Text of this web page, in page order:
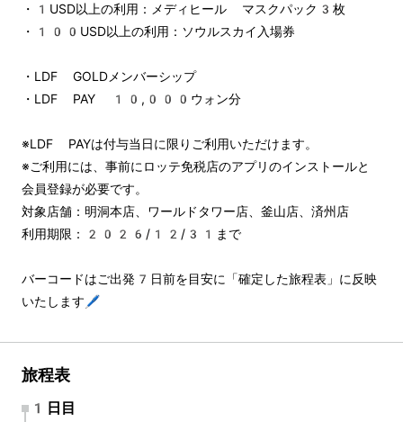
・1USD以上の利用：メディヒール マスクパック3枚
・100USD以上の利用：ソウルスカイ入場券
・LDF GOLDメンバーシップ
・LDF PAY 10,000ウォン分
※LDF PAYは付与当日に限りご利用いただけます。
※ご利用には、事前にロッテ免税店のアプリのインストールと
会員登録が必要です。
対象店舗：明洞本店、ワールドタワー店、釜山店、済州店
利用期限：2026/12/31まで
バーコードはご出発7日前を目安に「確定した旅程表」に反映
いたします🖊️
旅程表
1日目